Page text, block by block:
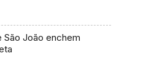
São João enchem